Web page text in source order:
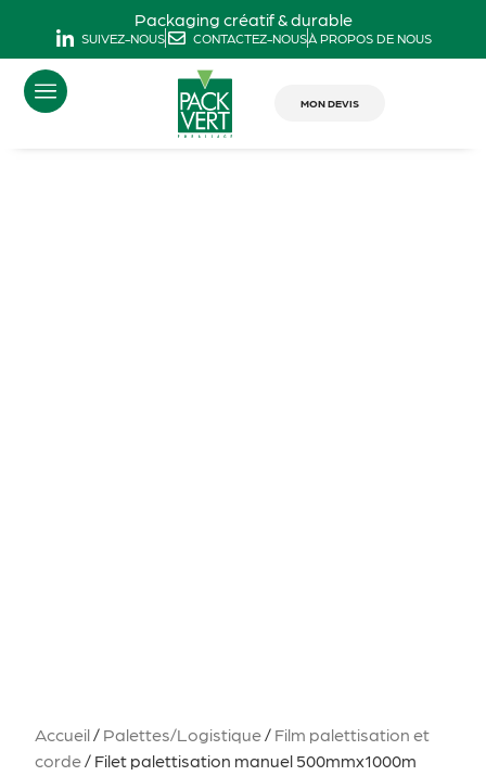
Packaging créatif & durable
SUIVEZ-NOUS CONTACTEZ-NOUSÀ PROPOS DE NOUS
MON DEVIS
Accueil/ Palettes/Logistique/ Film palettisation et
corde/ Filet palettisation manuel 500mmx1000m